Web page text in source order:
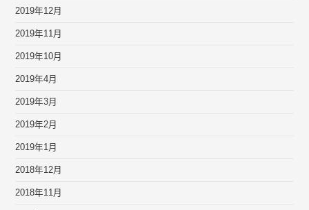
2019年12月
2019年11月
2019年10月
2019年4月
2019年3月
2019年2月
2019年1月
2018年12月
2018年11月